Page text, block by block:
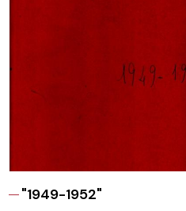
"1949-1952"